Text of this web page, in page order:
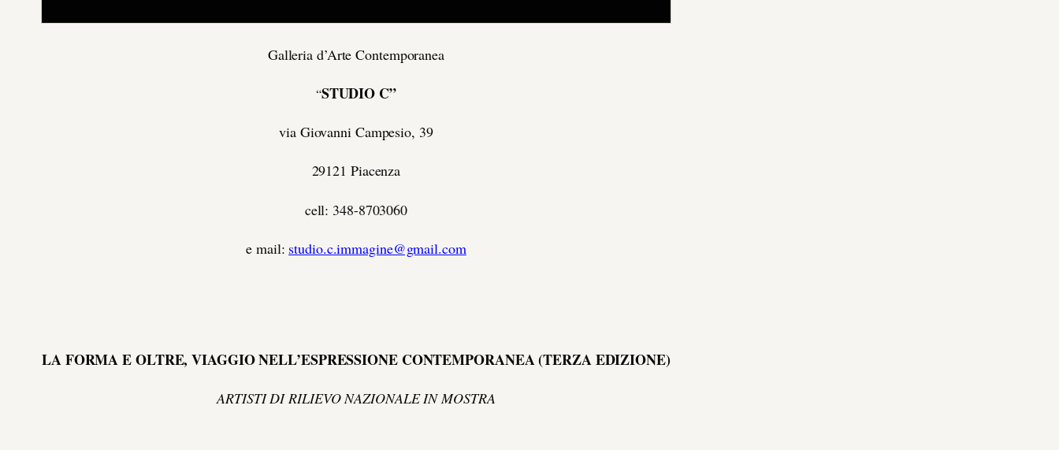
Galleria d’Arte Contemporanea
“STUDIO C”
via Giovanni Campesio, 39
29121 Piacenza
cell: 348-8703060
e mail: studio.c.immagine@gmail.com
LA FORMA E OLTRE, VIAGGIO NELL’ESPRESSIONE CONTEMPORANEA (TERZA EDIZIONE)
ARTISTI DI RILIEVO NAZIONALE IN MOSTRA